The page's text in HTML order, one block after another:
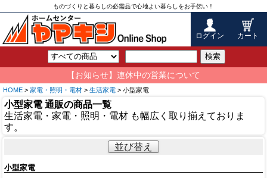
ものづくりと暮らしの必需品で心地よい暮らしをお手伝い！
ログイン カート
検索
【お知らせ】連休中の営業について
HOME > 家電・照明・電材 > 生活家電 > 小型家電
小型家電 通販の商品一覧
生活家電・家電・照明・電材 も幅広く取り揃えておりま
す。
並び替え
小型家電